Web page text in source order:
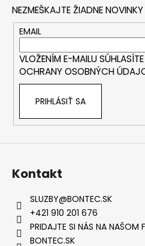
NEZMEŠKAJTE ŽIADNE
EMAIL
VLOŽENÍM E-MAILU
OCHRANY OSOBNÝCH
PRIHLÁSIŤ SA
Kontakt
SLUZBY@BONTEC.SK
+421 910 201 676
PRIDAJTE SI NÁS NA NAŠOM
BONTEC.SK